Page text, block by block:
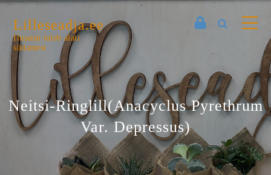
Lilleseadja.ee
Ilusaim tuleb alati
südamest
Neitsi-Ringlill(Anacyclus Pyrethrum
Var. Depressus)